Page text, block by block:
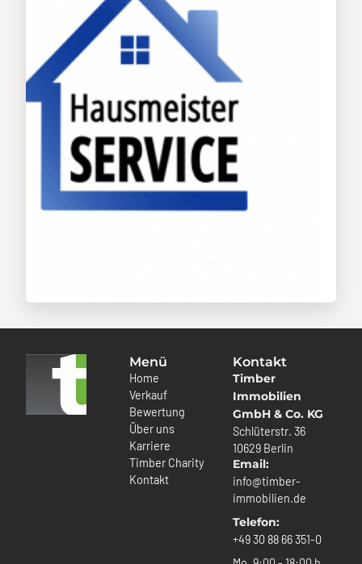
Relocationservice
Umzugsservice
Housesitting
Reinigungsservice
Inneneinrichter
Baumservice
Menü
Home
Verkauf
Bewertung
Über uns
Karriere
Timber Charity
Kontakt
Kontakt
Timber
Immobilien
GmbH & Co. KG
Schlüterstr. 36
10629 Berlin
Email:
info@timber-
immobilien.de
Telefon:
+49 30 88 66 351-0